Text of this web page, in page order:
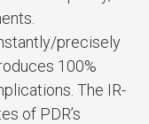
precisely
100%
The IR-
of PDR’s